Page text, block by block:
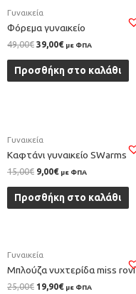
Γυναικεία
Φόρεμα γυναικείο
49,00€ 39,00€ με ΦΠΑ
Προσθήκη στο καλάθι
Γυναικεία
Καφτάνι γυναικείο SWarms
15,00€ 9,00€ με ΦΠΑ
Προσθήκη στο καλάθι
Γυναικεία
Μπλούζα νυχτερίδα miss rovi
25,00€ 19,90€ με ΦΠΑ